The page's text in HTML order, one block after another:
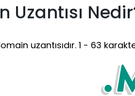
uzantısıdır. 1 - 63